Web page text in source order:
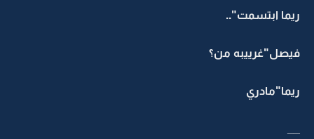
ريما ابتسمت"..
فيصل"غرييبه من؟
ريما"مادري